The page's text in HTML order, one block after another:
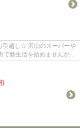
越し☆ 沢山のスーパーや
新生活を始めませんか？
)